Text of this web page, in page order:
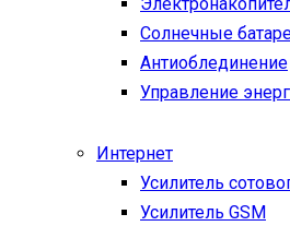
Солнечные
Антиоблединение
Управление
Интернет
Усилитель
Усилитель GSM